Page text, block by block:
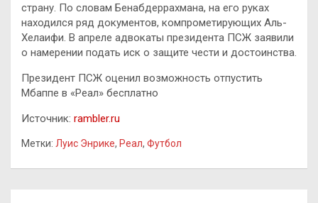
страну. По словам Бенабдеррахмана, на его руках
находился ряд документов, компрометирующих Аль-
Хелаифи. В апреле адвокаты президента ПСЖ заявили
о намерении подать иск о защите чести и достоинства.
Президент ПСЖ оценил возможность отпустить
Мбаппе в «Реал» бесплатно
Источник: rambler.ru
Метки: Луис Энрике, Реал, Футбол